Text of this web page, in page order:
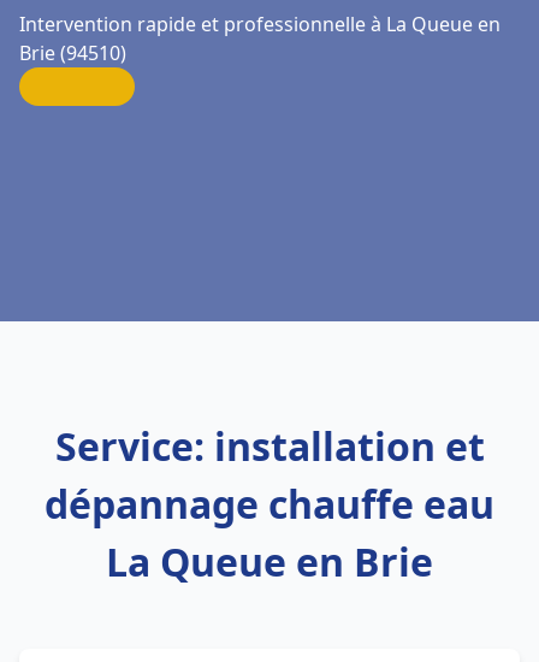
Intervention rapide et professionnelle à La Queue en
Brie (94510)
Service: installation et
dépannage chauffe eau
La Queue en Brie